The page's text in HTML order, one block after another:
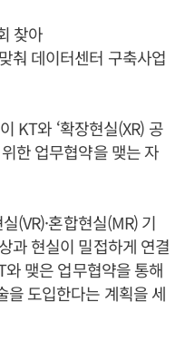
찾아
춰 데이터센터 구축사업
KT와 ‘확장현실(XR) 공
한 업무협약을 맺는 자
(VR)·혼합현실(MR) 기
과 현실이 밀접하게 연결
맺은 업무협약을 통해
을 도입한다는 계획을 세